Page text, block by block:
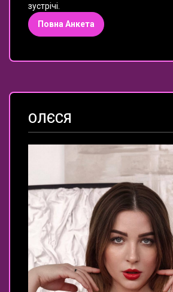
зустрічі.
Повна Анкета
ОЛЄСЯ